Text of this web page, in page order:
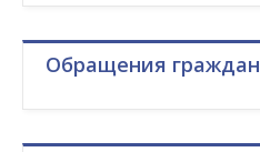
Обращения граждан